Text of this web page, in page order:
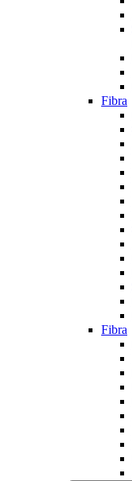
Fibra
Fibra